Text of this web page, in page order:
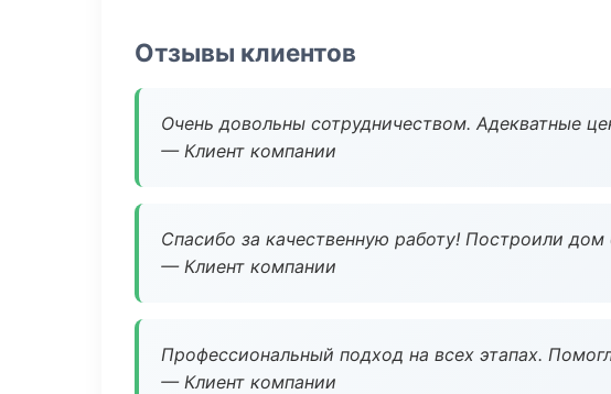
Отзывы клиентов
Очень довольны сотрудничеством. Адекватные
— Клиент компании
Спасибо за качественную работу! Построили
— Клиент компании
Профессиональный подход на всех этапах.
— Клиент компании